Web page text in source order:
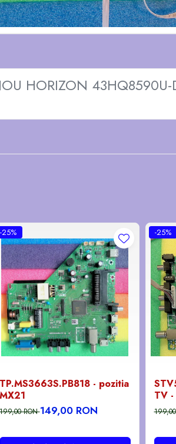
HORIZON
-25%
TP.MS3663S.PB818 - pozitia
MX21
RON149,00 RON
-25%
TV